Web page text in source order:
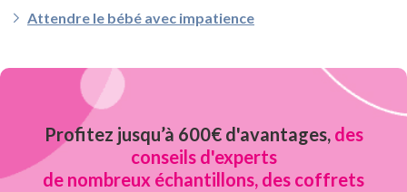
Attendre le bébé avec impatience
Profitez jusqu’à 600€ d'avantages, des
conseils d'experts
de nombreux échantillons, des coffrets